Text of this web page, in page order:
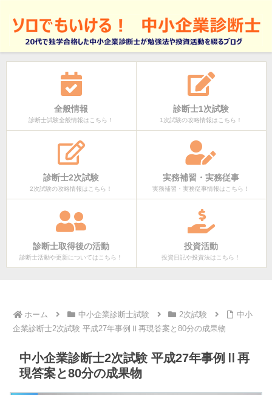
全般情報
診断士試験全般情報はこちら！
診断士1次試験
1次試験の攻略情報はこちら！
診断士2次試験
2次試験の攻略情報はこちら！
実務補習・実務従事
実務補習・実務従事情報はこちら！
診断士取得後の活動
診断士活動や更新についてはこちら！
投資活動
投資日記や投資法はこちら！
ホーム 中小企業診断士試験 2次試験
中小
企業診断士2次試験 平成27年事例Ⅱ再現答案と80分の成果物
中小企業診断士2次試験 平成27年事例Ⅱ再
現答案と80分の成果物